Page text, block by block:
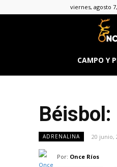
viernes, agosto
CAMPO Y
Béisbol:
ADRENALINA 20 junio,
Por: Once Ríos